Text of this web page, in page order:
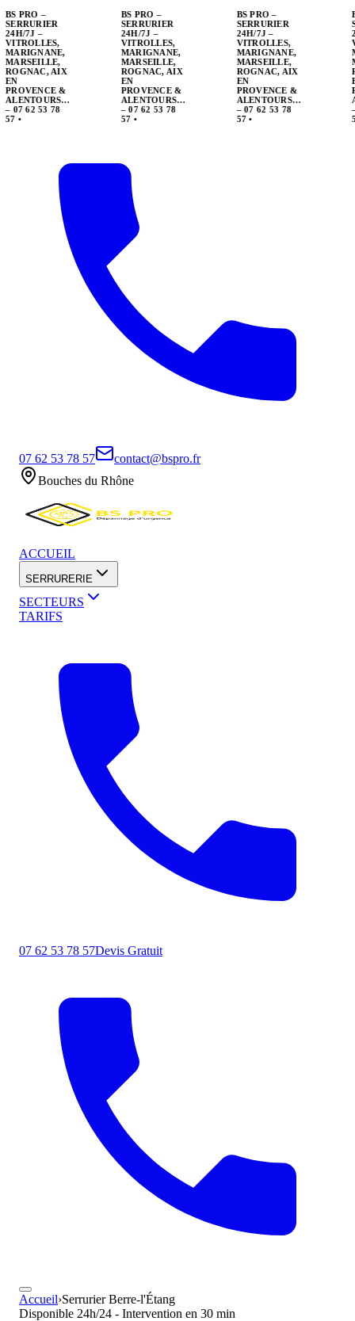
BS PRO –
SERRURIER
24H/7J –
VITROLLES,
MARIGNANE,
MARSEILLE,
ROGNAC, AIX
EN
PROVENCE &
ALENTOURS…
– 07 62 53 78
57•
07 62 53 78 57
contact@bspro.fr
Bouches du Rhône
ACCUEIL
SERRURERIE
SECTEURS
TARIFS
07 62 53 78 57Devis Gratuit
Accueil›Serrurier Berre-l'Étang
Disponible 24h/24 - Intervention en 30 min